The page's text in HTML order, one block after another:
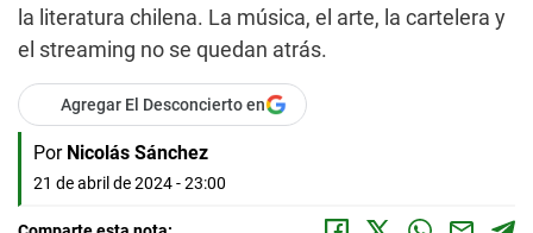
la literatura chilena. La música, el arte, la cartelera y
el streaming no se quedan atrás.
Agregar El Desconcierto en
Por Nicolás Sánchez
21 de abril de 2024 - 23:00